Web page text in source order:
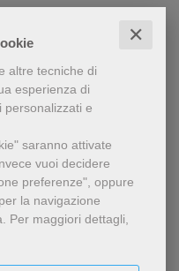
✕
altre tecniche di
esperienza di
personalizzati e
saranno attivate
vuoi decidere
preferenze", oppure
la navigazione
Per maggiori dettagli,
prodotto